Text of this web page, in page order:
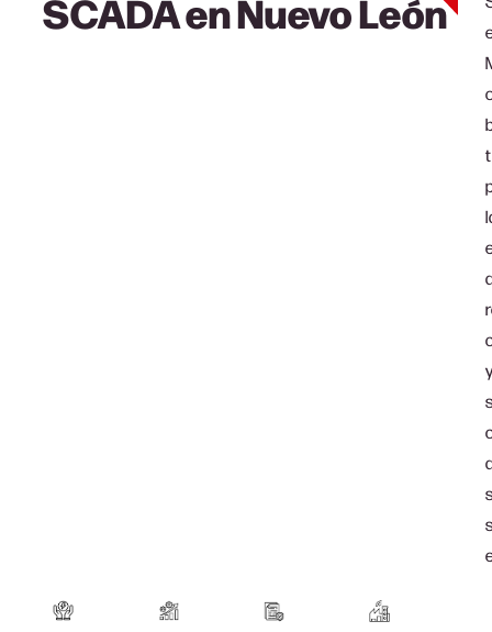
SCADA enNuevo León